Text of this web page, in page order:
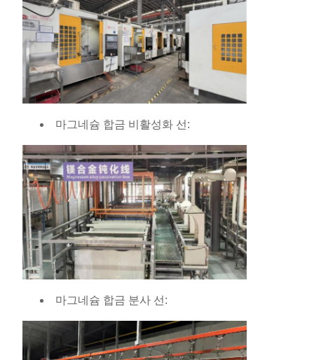
마그네슘 합금 비활성화 선:
마그네슘 합금 분사 선: